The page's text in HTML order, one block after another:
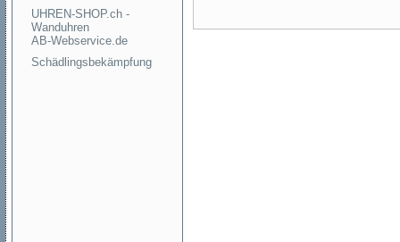
UHREN-SHOP.ch -
Wanduhren
AB-Webservice.de
Schädlingsbekämpfung